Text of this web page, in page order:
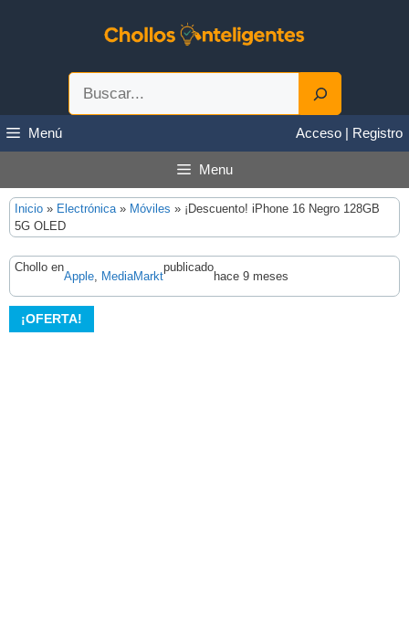
Menú Acceso | Registro
Menu
Inicio » Electrónica» Móviles » ¡Descuento! iPhone 16 Negro 128GB
5G OLED
Chollo en
Apple MediaMarkt
publicado
hace 9 meses
¡OFERTA!